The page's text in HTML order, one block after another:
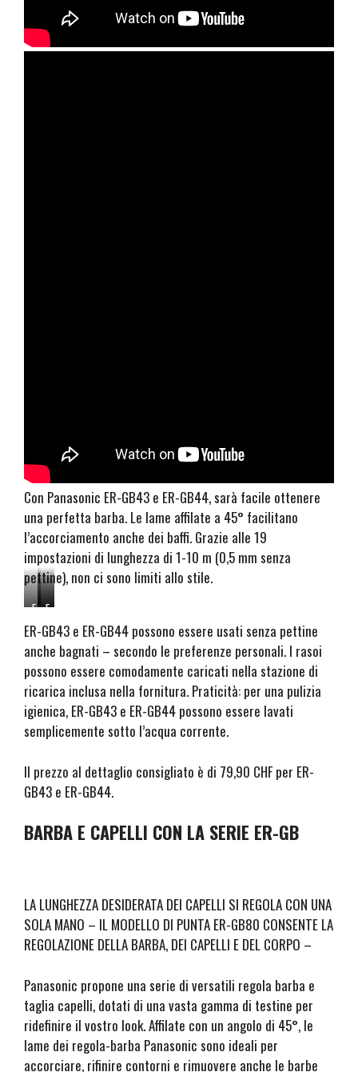
Con Panasonic ER-GB43 e ER-GB44, sarà facile ottenere
una perfetta barba. Le lame affilate a 45° facilitano
l’accorciamento anche dei baffi. Grazie alle 19
impostazioni di lunghezza di 1-10 m (0,5 mm senza
pettine), non ci sono limiti allo stile.
E
R
-
G
B
4
4
B
o
y
E
R
-
G
B
4
4
B
l
d
e
E
R
-
G
B
4
4
ER-GB43 e ER-GB44 possono essere usati senza pettine
anche bagnati – secondo le preferenze personali. I rasoi
possono essere comodamente caricati nella stazione di
ricarica inclusa nella fornitura. Praticità: per una pulizia
igienica, ER-GB43 e ER-GB44 possono essere lavati
semplicemente sotto l’acqua corrente.
Il prezzo al dettaglio consigliato è di 79,90 CHF per ER-
GB43 e ER-GB44.
BARBA E CAPELLI CON LA SERIE ER-GB
LA LUNGHEZZA DESIDERATA DEI CAPELLI SI REGOLA CON UNA
SOLA MANO – IL MODELLO DI PUNTA ER-GB80 CONSENTE LA
REGOLAZIONE DELLA BARBA, DEI CAPELLI E DEL CORPO –
Panasonic propone una serie di versatili regola barba e
taglia capelli, dotati di una vasta gamma di testine per
ridefinire il vostro look. Affilate con un angolo di 45°, le
lame dei regola-barba Panasonic sono ideali per
accorciare, rifinire contorni e rimuovere anche le barbe